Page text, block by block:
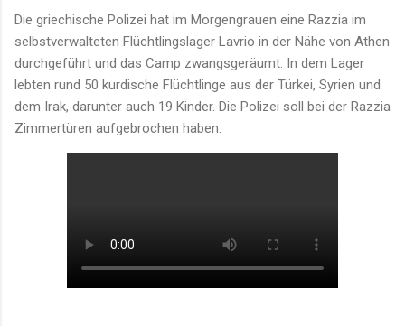
Die griechische Polizei hat im Morgengrauen eine Razzia im
selbstverwalteten Flüchtlingslager Lavrio in der Nähe von Athen
durchgeführt und das Camp zwangsgeräumt. In dem Lager
lebten rund 50 kurdische Flüchtlinge aus der Türkei, Syrien und
dem Irak, darunter auch 19 Kinder. Die Polizei soll bei der Razzia
Zimmertüren aufgebrochen haben.